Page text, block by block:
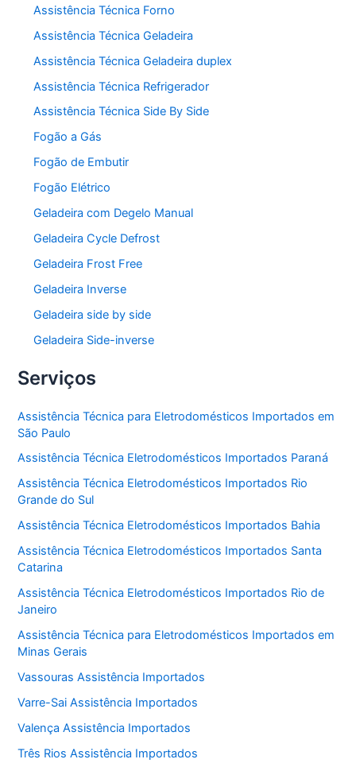
Assistência Técnica Forno
Assistência Técnica Geladeira
Assistência Técnica Geladeira duplex
Assistência Técnica Refrigerador
Assistência Técnica Side By Side
Fogão a Gás
Fogão de Embutir
Fogão Elétrico
Geladeira com Degelo Manual
Geladeira Cycle Defrost
Geladeira Frost Free
Geladeira Inverse
Geladeira side by side
Geladeira Side-inverse
Serviços
Assistência Técnica para Eletrodomésticos Importados em
São Paulo
Assistência Técnica Eletrodomésticos Importados Paraná
Assistência Técnica Eletrodomésticos Importados Rio
Grande do Sul
Assistência Técnica Eletrodomésticos Importados Bahia
Assistência Técnica Eletrodomésticos Importados Santa
Catarina
Assistência Técnica Eletrodomésticos Importados Rio de
Janeiro
Assistência Técnica para Eletrodomésticos Importados em
Minas Gerais
Vassouras Assistência Importados
Varre-Sai Assistência Importados
Valença Assistência Importados
Três Rios Assistência Importados